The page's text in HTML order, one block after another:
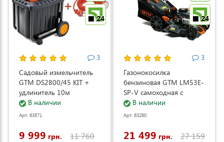
24
3
Садовый измельчитель
GTM DS2800/45 KIT +
удлинитель 10м
(DS2800/45_KIT+ext.cord)
В наличии
Арт: 83871
9 999 грн. 11 760
24
3
Газонокосилка
бензиновая GTM LM53E-
SP-V самоходная с
электростартером и
регулировкой скорости
В наличии
Арт: 83280
21 499 грн. 27 159